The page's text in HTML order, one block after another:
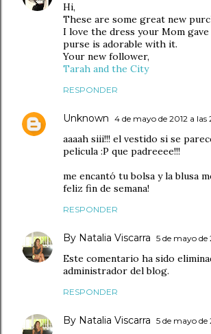
Hi,
These are some great new
I love the dress your Mom
purse is adorable with it.
Your new follower,
Tarah and the City
RESPONDER
Unknown 4 de mayo de 2012 a las
aaaah siii!!! el vestido si se
pelicula :P que padreeee!!!
me encantó tu bolsa y la blusa
feliz fin de semana!
RESPONDER
By Natalia Viscarra 5 de mayo de
Este comentario ha sido
administrador del blog.
RESPONDER
By Natalia Viscarra 5 de mayo de